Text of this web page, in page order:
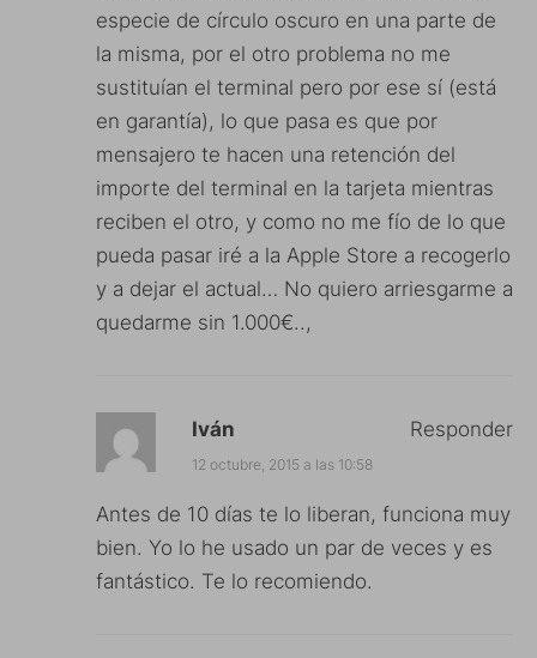
especie de círculo oscuro en una parte de
la misma, por el otro problema no me
sustituían el terminal pero por ese sí (está
en garantía), lo que pasa es que por
mensajero te hacen una retención del
importe del terminal en la tarjeta mientras
reciben el otro, y como no me fío de lo que
pueda pasar iré a la Apple Store a recogerlo
y a dejar el actual… No quiero arriesgarme a
quedarme sin 1.000€..,
Iván
12 octubre, 2015 a las 10:58
Antes de 10 días te lo liberan, funciona muy
bien. Yo lo he usado un par de veces y es
fantástico. Te lo recomiendo.
Responder